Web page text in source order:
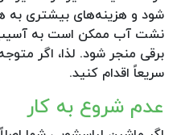
شود و هزینه‌های بیشتری به
نشت آب ممکن است به آسیب
برقی منجر شود. لذا، اگر
سریعاً اقدام کنید.
عدم شروع به کار